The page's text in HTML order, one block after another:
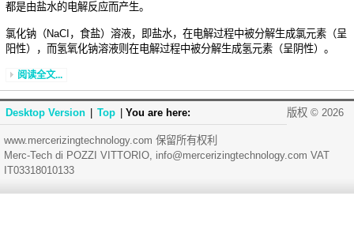
都是由盐水的电解反应而产生。
氯化钠（NaCI，食盐）溶液，即盐水，在电解过程中被分解生成氯元素（呈
阳性），而氢氧化钠溶液则在电解过程中被分解生成氢元素（呈阴性）。
阅读全文...
Desktop Version Top You are here: 版权 © 2026
www.mercerizingtechnology.com 保留所有权利
Merc-Tech di POZZI VITTORIO, info@mercerizingtechnology.com VAT
IT03318010133